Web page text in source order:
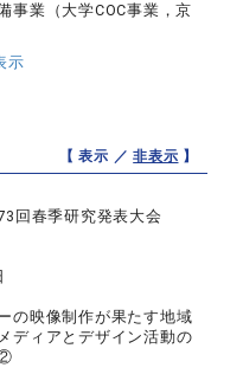
事業（大学COC事業，京
示
【 表示 ／非表示 】
回春季研究発表大会
の映像制作が果たす地域
ディアとデザイン活動の